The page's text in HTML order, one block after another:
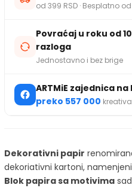
od 399 RSD · Besplatno
Povraćaj u roku od
razloga
Jednostavno i bez brige
ARTMiE zajednica
preko 557 000
Dekorativni papir
dekoriativni kartoni,
Blok papira sa motivima